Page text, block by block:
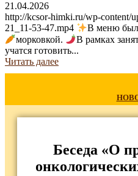
21.04.2026
http://kcsor-himki.ru/wp-content/
21_11-53-47.mp4
В меню
морковкой.
В рамках
учатся готовить...
Читать далее
Беседа «О